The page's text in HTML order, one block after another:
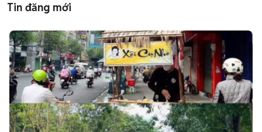
Tin đăng mới